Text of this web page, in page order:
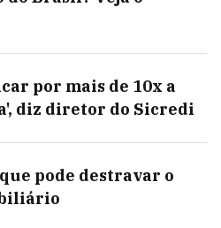
por mais de 10x a
diz diretor do Sicredi
pode destravar o